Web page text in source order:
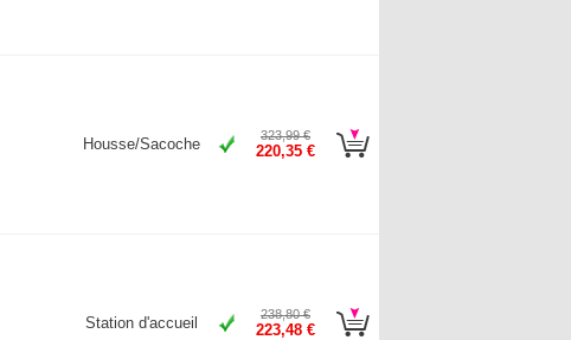
Housse/Sacoche 323,99 €
220,35 €
Station d'accueil 238,80 €
223,48 €